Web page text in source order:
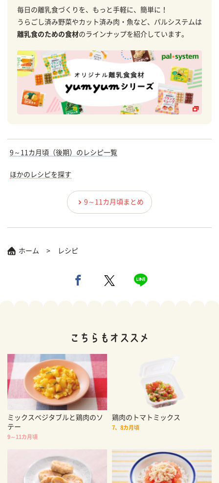
毎日の離乳食づくりを、もっと手軽に、簡単に！
うらごし済み野菜やカット済み肉・魚など、パルシステムは
離乳食のための食材のラインナップを紹介しています。
9～11カ月頃（後期）のレシピ一覧
ほかのレシピを探す
9～11カ月頃まとめ
ホーム レシピ
ミックスベジタブルと鶏肉のソ
テー
9～11カ月頃
鶏肉のトマトミックス
7、8カ月頃